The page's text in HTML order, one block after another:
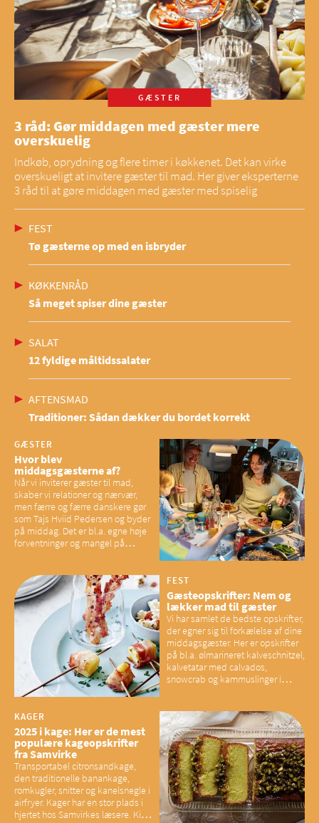
GÆSTER
3 råd: Gør middagen med gæster mere
overskuelig
Indkøb, oprydning og flere timer i køkkenet. Det kan virke
overskueligt at invitere gæster til mad. Her giver eksperterne
3 råd til at gøre middagen med gæster med spiselig
FEST
Tø gæsterne op med en isbryder
KØKKENRÅD
Så meget spiser dine gæster
SALAT
12 fyldige måltidssalater
AFTENSMAD
Traditioner: Sådan dækker du bordet korrekt
GÆSTER
Hvor blev
middagsgæsterne af?
Når vi inviterer gæster til mad,
skaber vi relationer og nærvær,
men færre og færre danskere gør
som Tajs Hviid Pedersen og byder
på middag. Det er bl.a. egne høje
forventninger og mangel på
have konsekvenser for vores
sociale fællesskaber
FEST
Gæsteopskrifter: Nem og
lækker mad til gæster
Vi har samlet de bedste opskrifter,
der egner sig til forkælelse af dine
middagsgæster. Her er opskrifter
på bl.a. ølmarineret kalveschnitzel,
kalvetatar med calvados,
snowcrab og kammuslinger i
KAGER
2025 i kage: Her er de mest
populære kageopskrifter
fra Samvirke
Transportabel citronsandkage,
den traditionelle banankage,
romkugler, snitter og kanelsnegle i
airfryer. Kager har en stor plads i
hjertet hos Samvirkes læsere. Kig